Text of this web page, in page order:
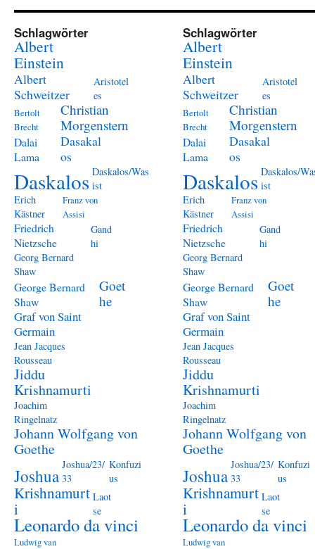
Schlagwörter
Albert
Einstein
Albert
Schweitzer
Aristotel
es
Bertolt
Brecht
Christian
Morgenstern
Dalai
Lama
Dasakal
os
Daskalos Daskalos/Was
ist
Erich
Kästner
Franz von
Assisi
Friedrich
Nietzsche
Gand
hi
Georg Bernard
Shaw
George Bernard
Shaw
Goet
he
Graf von Saint
Germain
Jean Jacques
Rousseau
Jiddu
Krishnamurti
Joachim
Ringelnatz
Johann Wolfgang von
Goethe
Joshua
Joshua/23/
33
Konfuzi
us
Krishnamurt
i
Laot
se
Leonardo da vinci
Ludwig van
Schlagwörter
Albert
Einstein
Albert
Schweitzer
Aristotel
es
Bertolt
Brecht
Christian
Morgenstern
Dalai
Lama
Dasakal
os
Daskalos Daskalos/
ist
Erich
Kästner
Franz von
Assisi
Friedrich
Nietzsche
Gand
hi
Georg Bernard
Shaw
George Bernard
Shaw
Goet
he
Graf von Saint
Germain
Jean Jacques
Rousseau
Jiddu
Krishnamurti
Joachim
Ringelnatz
Johann Wolfgang von
Goethe
Joshua
Joshua/23/
33
Konfuzi
us
Krishnamurt
i
Laot
se
Leonardo da vinci
Ludwig van